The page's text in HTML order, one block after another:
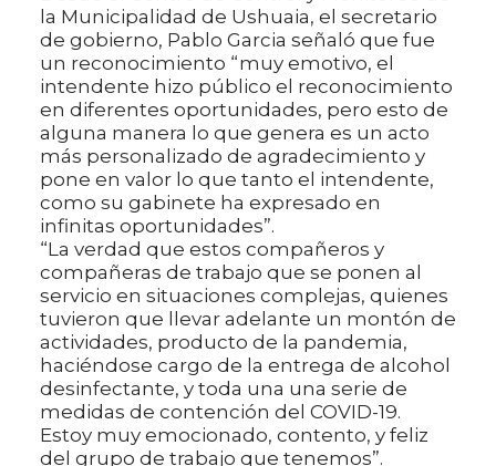
la Municipalidad de Ushuaia, el secretario
de gobierno, Pablo Garcia señaló que fue
un reconocimiento “muy emotivo, el
intendente hizo público el reconocimiento
en diferentes oportunidades, pero esto de
alguna manera lo que genera es un acto
más personalizado de agradecimiento y
pone en valor lo que tanto el intendente,
como su gabinete ha expresado en
infinitas oportunidades”.
“La verdad que estos compañeros y
compañeras de trabajo que se ponen al
servicio en situaciones complejas, quienes
tuvieron que llevar adelante un montón de
actividades, producto de la pandemia,
haciéndose cargo de la entrega de alcohol
desinfectante, y toda una una serie de
medidas de contención del COVID-19.
Estoy muy emocionado, contento, y feliz
del grupo de trabajo que tenemos”.